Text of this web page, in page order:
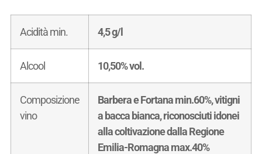
Acidità min. 4,5 g/l
Alcool 10,50% vol.
Composizione
vino
Barbera e Fortana min.60%, vitigni
a bacca bianca, riconosciuti idonei
alla coltivazione dalla Regione
Emilia-Romagna max.40%